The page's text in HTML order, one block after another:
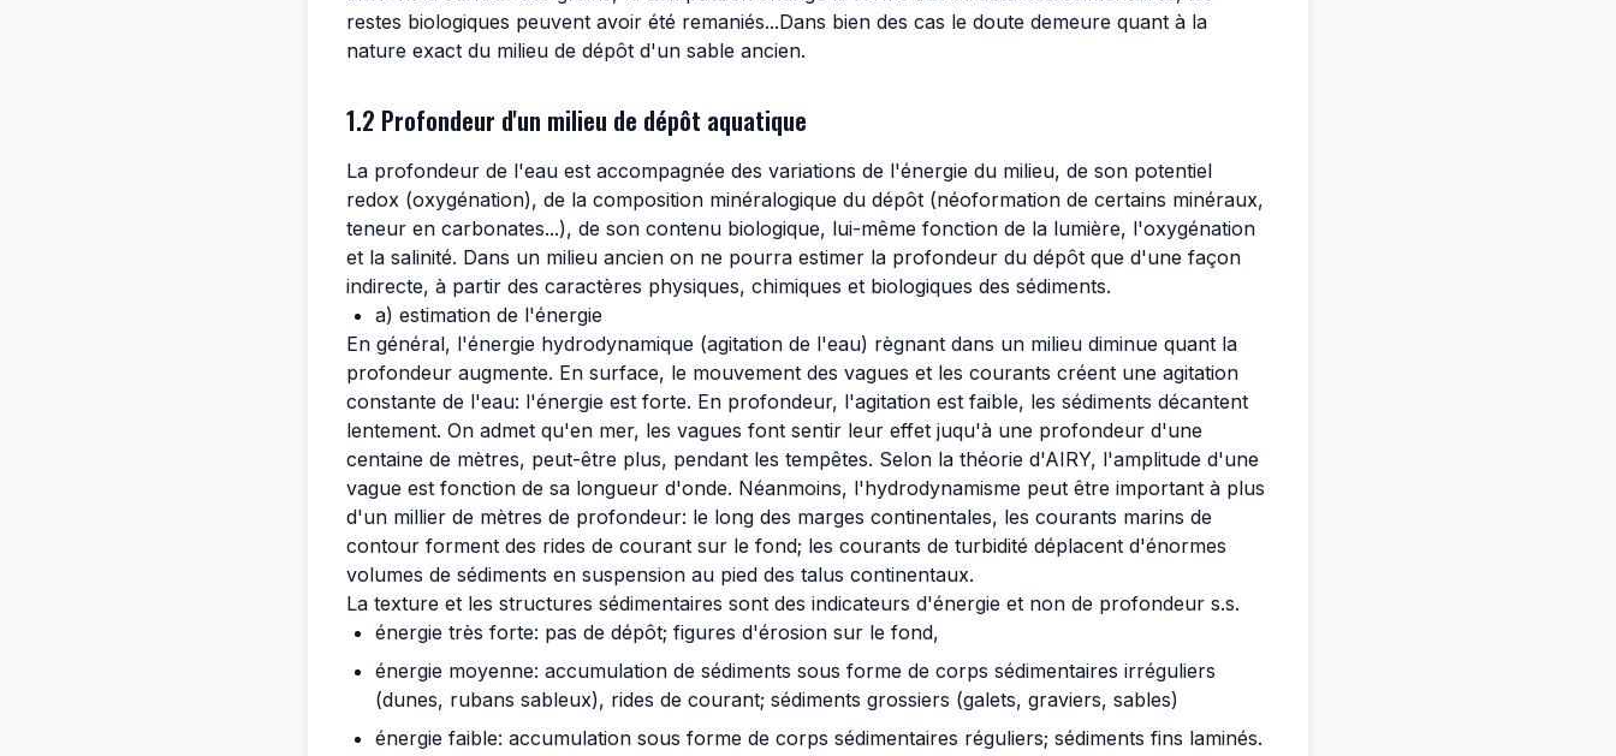
restes biologiques peuvent avoir été remaniés...Dans bien des cas le doute demeure quant à la
nature exact du milieu de dépôt d'un sable ancien.
1.2 Profondeur d'un milieu de dépôt aquatique
La profondeur de l'eau est accompagnée des variations de l'énergie du milieu, de son potentiel
redox (oxygénation), de la composition minéralogique du dépôt (néoformation de certains minéraux,
teneur en carbonates...), de son contenu biologique, lui-même fonction de la lumière, l'oxygénation
et la salinité. Dans un milieu ancien on ne pourra estimer la profondeur du dépôt que d'une façon
indirecte, à partir des caractères physiques, chimiques et biologiques des sédiments.
a) estimation de l'énergie
En général, l'énergie hydrodynamique (agitation de l'eau) règnant dans un milieu diminue quant la
profondeur augmente. En surface, le mouvement des vagues et les courants créent une agitation
constante de l'eau: l'énergie est forte. En profondeur, l'agitation est faible, les sédiments décantent
lentement. On admet qu'en mer, les vagues font sentir leur effet juqu'à une profondeur d'une
centaine de mètres, peut-être plus, pendant les tempêtes. Selon la théorie d'AIRY, l'amplitude d'une
vague est fonction de sa longueur d'onde. Néanmoins, l'hydrodynamisme peut être important à plus
d'un millier de mètres de profondeur: le long des marges continentales, les courants marins de
contour forment des rides de courant sur le fond; les courants de turbidité déplacent d'énormes
volumes de sédiments en suspension au pied des talus continentaux.
La texture et les structures sédimentaires sont des indicateurs d'énergie et non de profondeur s.s.
énergie très forte: pas de dépôt; figures d'érosion sur le fond,
énergie moyenne: accumulation de sédiments sous forme de corps sédimentaires irréguliers
(dunes, rubans sableux), rides de courant; sédiments grossiers (galets, graviers, sables)
énergie faible: accumulation sous forme de corps sédimentaires réguliers; sédiments fins laminés.